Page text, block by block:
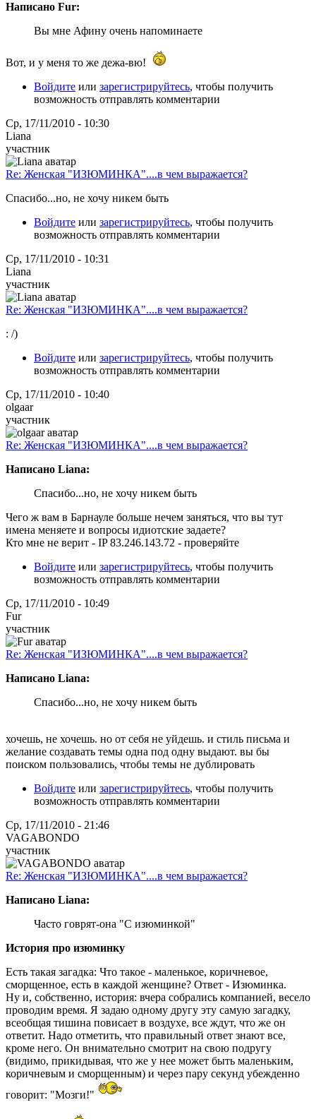
Написано Fur:
Вы мне Афину очень напоминаете
Вот, и у меня то же дежа-вю!
Войдите или зарегистрируйтесь, чтобы получить
возможность отправлять комментарии
Ср, 17/11/2010 - 10:30
Liana
участник
Re: Женская "ИЗЮМИНКА"....в чем выражается?
Спасибо...но, не хочу никем быть
Войдите или зарегистрируйтесь, чтобы получить
возможность отправлять комментарии
Ср, 17/11/2010 - 10:31
Liana
участник
Re: Женская "ИЗЮМИНКА"....в чем выражается?
: /)
Войдите или зарегистрируйтесь, чтобы получить
возможность отправлять комментарии
Ср, 17/11/2010 - 10:40
olgaar
участник
Re: Женская "ИЗЮМИНКА"....в чем выражается?
Написано Liana:
Спасибо...но, не хочу никем быть
Чего ж вам в Барнауле больше нечем заняться, что вы тут
имена меняете и вопросы идиотские задаете?
Кто мне не верит - IP 83.246.143.72 - проверяйте
Войдите или зарегистрируйтесь, чтобы получить
возможность отправлять комментарии
Ср, 17/11/2010 - 10:49
Fur
участник
Re: Женская "ИЗЮМИНКА"....в чем выражается?
Написано Liana:
Спасибо...но, не хочу никем быть
хочешь, не хочешь. но от себя не уйдешь. и стиль письма и
желание создавать темы одна под одну выдают. вы бы
поиском пользовались, чтобы темы не дублировать
Войдите или зарегистрируйтесь, чтобы получить
возможность отправлять комментарии
Ср, 17/11/2010 - 21:46
VAGABONDO
участник
Re: Женская "ИЗЮМИНКА"....в чем выражается?
Написано Liana:
Часто говрят-она "С изюминкой"
История про изюминку
Есть такая загадка: Что такое - маленькое, коричневое,
сморщенное, есть в каждой женщине? Ответ - Изюминка.
Ну и, собственно, история: вчера собрались компанией, весело
проводим время. Я задаю одному другу эту самую загадку,
всеобщая тишина повисает в воздухе, все ждут, что же он
ответит. Надо отметить, что правильный ответ знают все,
кроме него. Он внимательно смотрит на свою подругу
(видимо, прикидывая, что же у нее может быть маленьким,
коричневым и сморщенным) и через пару секунд убежденно
говорит: "Мозги!"